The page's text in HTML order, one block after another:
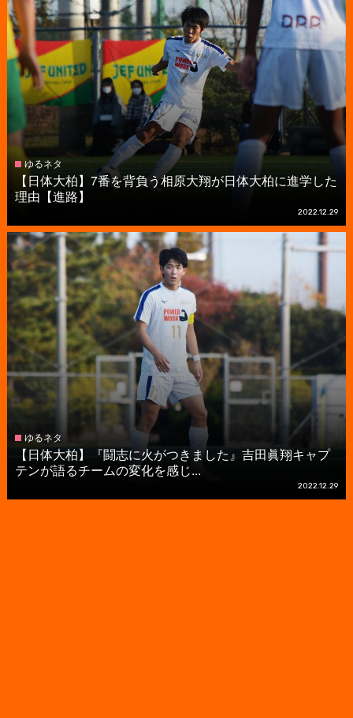
ゆるネタ
【日体大柏】7番を背負う相原大翔が日体大柏に進学した
理由【進路】
2022.12.29
ゆるネタ
【日体大柏】『闘志に火がつきました』吉田眞翔キャプ
テンが語るチームの変化を感じ...
2022.12.29